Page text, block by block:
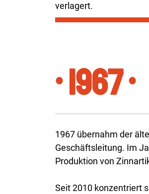
verlagert.
• 1967 •
1967 übernahm der
Geschäftsleitung. Im
Produktion von
Seit 2010 konzentriert